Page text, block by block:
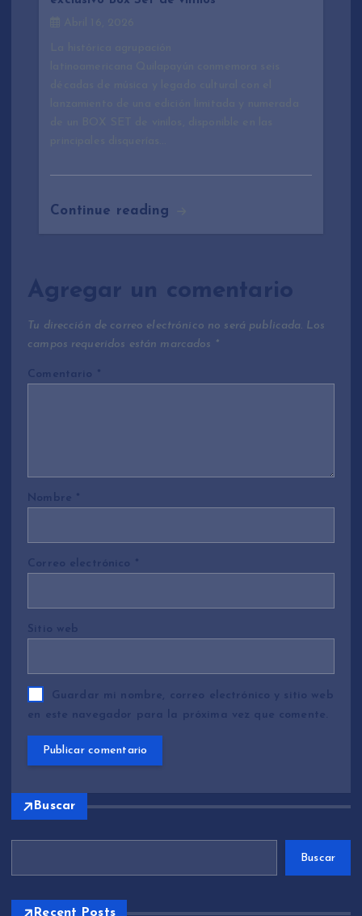
Continue reading
Agregar un comentario
Tu dirección de correo electrónico no será publicada. Los
campos requeridos están marcados *
Comentario *
Nombre *
Correo electrónico *
Sitio web
Guardar mi nombre, correo electrónico y sitio web
en este navegador para la próxima vez que comente.
Buscar
Buscar
Recent Posts